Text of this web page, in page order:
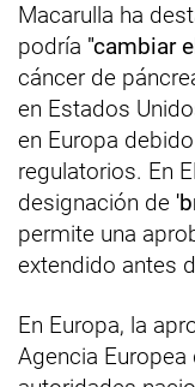
Macarulla ha
podría "cambiar
cáncer de
en Estados
en Europa
regulatorios. En
designación de
permite una
extendido antes
En Europa, la
Agencia